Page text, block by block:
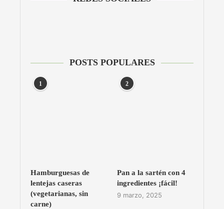
POSTS POPULARES
1
Hamburguesas de
lentejas caseras
(vegetarianas, sin
carne)
2
Pan a la sartén con 4
ingredientes ¡fácil!
9 marzo, 2025